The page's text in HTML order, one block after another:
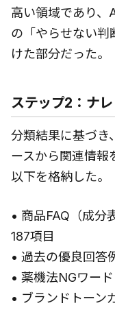
高い領域であり、
の「やらせない判
けた部分だった。
ステップ2：ナ
分類結果に基づき
ースから関連情報
以下を格納した。
• 商品FAQ（成分
187項目
• 過去の優良回答
• 薬機法NGワー
• ブランドトーン